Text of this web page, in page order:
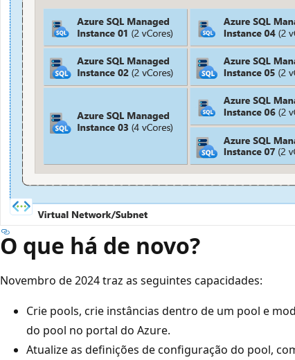
O que há de novo?
Novembro de 2024 traz as seguintes capacidades:
Crie pools, crie instâncias dentro de um pool e
do pool no portal do Azure.
Atualize as definições de configuração do pool,